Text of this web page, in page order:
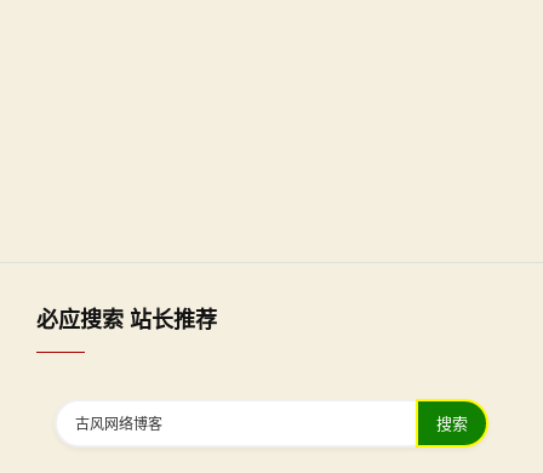
必应搜索 站长推荐
搜索